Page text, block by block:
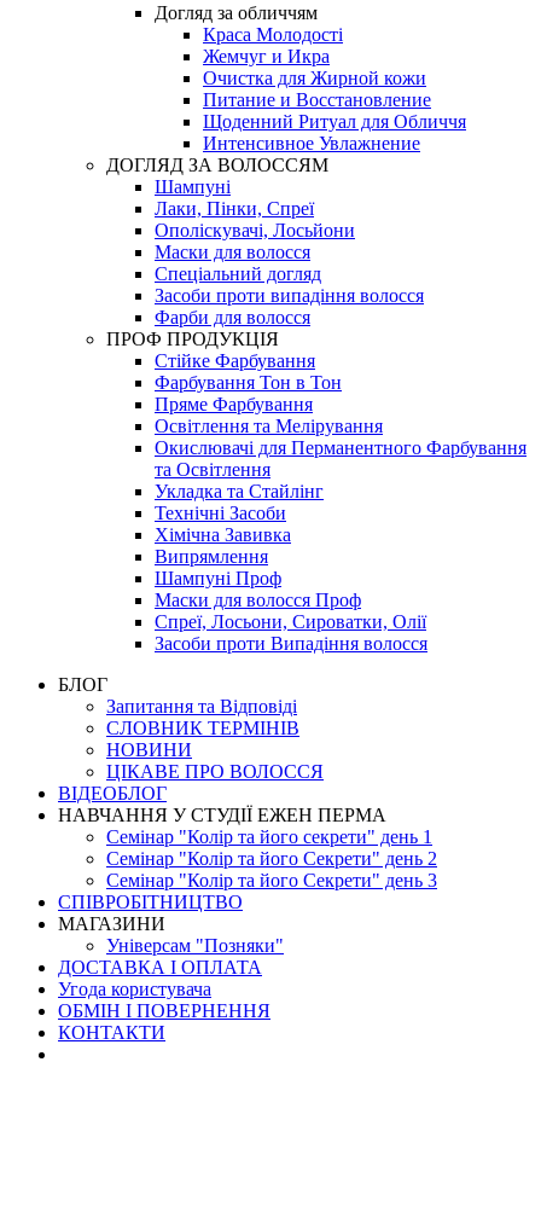
Догляд за обличчям
Краса Молодості
Жемчуг и Икра
Очистка для Жирной кожи
Питание и Восстановление
Щоденний Ритуал для Обличчя
Интенсивное Увлажнение
ДОГЛЯД ЗА ВОЛОССЯМ
Шампуні
Лаки, Пінки, Спреї
Ополіскувачі, Лосьйони
Маски для волосся
Спеціальний догляд
Засоби проти випадіння волосся
Фарби для волосся
ПРОФ ПРОДУКЦІЯ
Стійке Фарбування
Фарбування Тон в Тон
Пряме Фарбування
Освітлення та Мелірування
Окислювачі для Перманентного Фарбування
та Освітлення
Укладка та Стайлінг
Технічні Засоби
Хімічна Завивка
Випрямлення
Шампуні Проф
Маски для волосся Проф
Спреї, Лосьони, Сироватки, Олії
Засоби проти Випадіння волосся
БЛОГ
Запитання та Відповіді
СЛОВНИК ТЕРМІНІВ
НОВИНИ
ЦІКАВЕ ПРО ВОЛОССЯ
ВІДЕОБЛОГ
НАВЧАННЯ У СТУДІЇ ЕЖЕН ПЕРМА
Семінар "Колір та його секрети" день 1
Семінар "Колір та його Секрети" день 2
Семінар "Колір та його Секрети" день 3
СПІВРОБІТНИЦТВО
МАГАЗИНИ
Універсам "Позняки"
ДОСТАВКА І ОПЛАТА
Угода користувача
ОБМІН І ПОВЕРНЕННЯ
КОНТАКТИ